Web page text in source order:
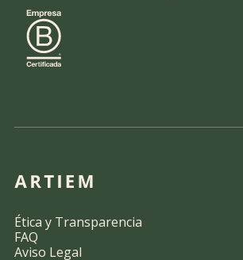
Ética y Transparencia
FAQ
Aviso Legal